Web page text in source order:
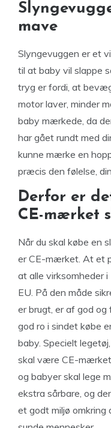
mave
Slyngevuggen er et
til at baby vil slappe
tryg er fordi, at
motor laver, minder
baby mærkede, da
har gået rundt med
kunne mærke en
præcis den følelse,
Derfor er
CE-mærket
Når du skal købe en
er CE-mærket. At et
at alle virksomheder
EU. På den måde
er brugt, er af god
god ro i sindet købe
baby. Specielt
skal være CE-
og babyer skal lege
ekstra sårbare, og
et godt miljø omkring